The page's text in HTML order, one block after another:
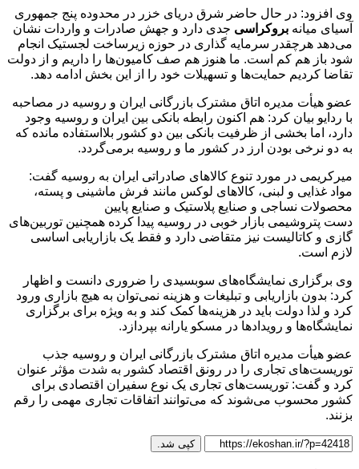
وی افزود: در حال حاضر شرق دریای خزر در محدوده پنج جمهوری
آسیای میانه بروکراسی جدی دارد و جهش صادرات و واردات نشان
می‌دهد هرچقدر سرمایه گذاری در حوزه زیرساخت لجستیک انجام
شود باز هم کم است. ما هنوز هم صف کامیون‌ها را داریم و از دولت
تقاضا کردیم حمایت‌ها و تسهیلات خود را از این بخش ادامه دهد.
عضو هیأت مدیره اتاق مشترک بازرگانی ایران و روسیه در مصاحبه
با ردایو بیان کرد: هم اکنون رابطه بانکی بین ایران و روسیه وجود
دارد، اما بخشی از ظرفیت بانکی بین دو کشور بلااستفاده مانده که
به دو نرخی بودن ارز در کشور ما و روسیه برمی‌گردد.
میرکریمی در مورد تنوع کالا‌های صادراتی ایران به روسیه گفت:
مواد غذایی و لبنی، کالا‌های لوکس مانند فرش ماشینی و پسته،
محصولات نساجی و صنایع پلاستیک و صنایع پایین
دست پتروشیمی بازار خوبی در روسیه پیدا کرده همچنین توربین‌های
گازی و کاتالیست نیز متقاضی دارد و فقط یک بازاریابی اساسی
لازم است.
وی برگزاری نمایشگاه‌های سوبسیدی را ضروری دانست و اظهار
کرد: بدون بازاریابی و تبلیغات و هزینه نمی‌توان به هیچ بازاری ورود
کرد و لذا دولت باید در هزینه‌ها کمک کند و به ویژه برای برگزاری
نمایشگاه‌ها و رویداد‌ها در مسکو یارانه بپردازد.
عضو هیأت مدیره اتاق مشترک بازرگانی ایران و روسیه جذب
توریست‌های تجاری را در رونق اقتصاد کشور به شدت مؤثر عنوان
کرد و گفت: توریست‌های تجاری یک نوع سفیران اقتصادی برای
کشور محسوب می‌شوند که می‌توانند اتفاقات تجاری مهمی را رقم
بزنند.
کپی شد.